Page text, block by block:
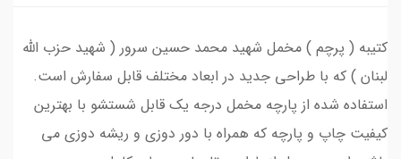
کتیبه ( پرچم ) مخمل شهید محمد حسین سرور ( شهید حزب الله
لبنان ) که با طراحی جدید در ابعاد مختلف قابل سفارش است.
استفاده شده از پارچه مخمل درجه یک قابل شستشو با بهترین
کیفیت چاپ و پارچه که همراه با دور دوزی و ریشه دوزی می